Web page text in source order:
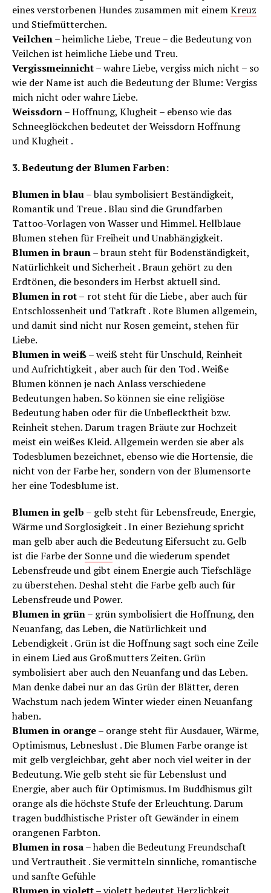
eines verstorbenen Hundes zusammen mit einemKreuz
und Stiefmütterchen.
Veilchen– heimliche Liebe, Treue – die Bedeutung von
Veilchen ist heimliche Liebe und Treu.
Vergissmeinnicht– wahre Liebe, vergiss mich nicht – so
wie der Name ist auch die Bedeutung der Blume: Vergiss
mich nicht oder wahre Liebe.
Weissdorn– Hoffnung, Klugheit – ebenso wie das
Schneeglöckchen bedeutet der Weissdorn Hoffnung
und Klugheit .
3. Bedeutung der Blumen Farben:
Blumen in blau– blau symbolisiert Beständigkeit,
Romantik und Treue . Blau sind die Grundfarben
Tattoo-Vorlagen von Wasser und Himmel. Hellblaue
Blumen stehen für Freiheit und Unabhängigkeit.
Blumen in braun– braun steht für Bodenständigkeit,
Natürlichkeit und Sicherheit . Braun gehört zu den
Erdtönen, die besonders im Herbst aktuell sind.
Blumen in rot – rot steht für die Liebe , aber auch für
Entschlossenheit und Tatkraft . Rote Blumen allgemein,
und damit sind nicht nur Rosen gemeint, stehen für
Liebe.
Blumen in weiß– weiß steht für Unschuld, Reinheit
und Aufrichtigkeit , aber auch für den Tod . Weiße
Blumen können je nach Anlass verschiedene
Bedeutungen haben. So können sie eine religiöse
Bedeutung haben oder für die Unbeflecktheit bzw.
Reinheit stehen. Darum tragen Bräute zur Hochzeit
meist ein weißes Kleid. Allgemein werden sie aber als
Todesblumen bezeichnet, ebenso wie die Hortensie, die
nicht von der Farbe her, sondern von der Blumensorte
her eine Todesblume ist.
Blumen in gelb – gelb steht für Lebensfreude, Energie,
Wärme und Sorglosigkeit . In einer Beziehung spricht
man gelb aber auch die Bedeutung Eifersucht zu. Gelb
ist die Farbe der Sonneund die wiederum spendet
Lebensfreude und gibt einem Energie auch Tiefschläge
zu überstehen. Deshal steht die Farbe gelb auch für
Lebensfreude und Power.
Blumen in grün– grün symbolisiert die Hoffnung, den
Neuanfang, das Leben, die Natürlichkeit und
Lebendigkeit . Grün ist die Hoffnung sagt soch eine Zeile
in einem Lied aus Großmutters Zeiten. Grün
symbolisiert aber auch den Neuanfang und das Leben.
Man denke dabei nur an das Grün der Blätter, deren
Wachstum nach jedem Winter wieder einen Neuanfang
haben.
Blumen in orange– orange steht für Ausdauer, Wärme,
Optimismus, Lebneslust . Die Blumen Farbe orange ist
mit gelb vergleichbar, geht aber noch viel weiter in der
Bedeutung. Wie gelb steht sie für Lebenslust und
Energie, aber auch für Optimismus. Im Buddhismus gilt
orange als die höchste Stufe der Erleuchtung. Darum
tragen buddhistische Prister oft Gewänder in einem
orangenen Farbton.
Blumen in rosa– haben die Bedeutung Freundschaft
und Vertrautheit . Sie vermitteln sinnliche, romantische
und sanfte Gefühle